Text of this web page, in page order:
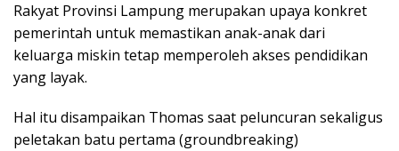
Rakyat Provinsi Lampung merupakan upaya konkret
pemerintah untuk memastikan anak-anak dari
keluarga miskin tetap memperoleh akses pendidikan
yang layak.
Hal itu disampaikan Thomas saat peluncuran sekaligus
peletakan batu pertama (groundbreaking)